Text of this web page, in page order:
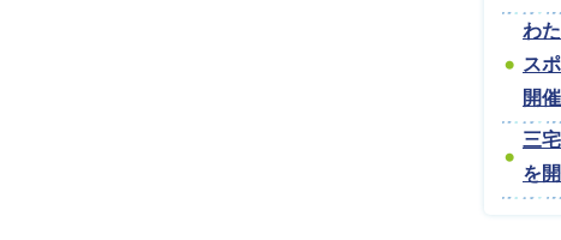
わ
ス
開
三
を